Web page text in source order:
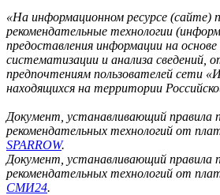
«На информационном ресурсе (сайте)
рекомендательные технологии
предоставления информации на основе
систематизации и анализа сведений,
предпочтениям пользователей сети
находящихся на территории
Документ, устанавливающий правила
рекомендательных технологий от
SPARROW.
Документ, устанавливающий правила
рекомендательных технологий от
СМИ24.